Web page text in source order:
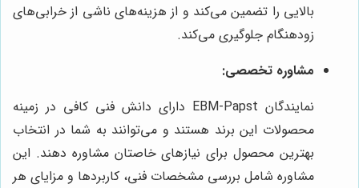
بالایی را تضمین می‌کند و از هزینه‌های ناشی از خرابی‌های
زودهنگام جلوگیری می‌کند.
مشاوره تخصصی:
نمایندگان EBM-Papst دارای دانش فنی کافی در زمینه
محصولات این برند هستند و می‌توانند به شما در انتخاب
بهترین محصول برای نیازهای خاصتان مشاوره دهند. این
مشاوره شامل بررسی مشخصات فنی، کاربردها و مزایای هر